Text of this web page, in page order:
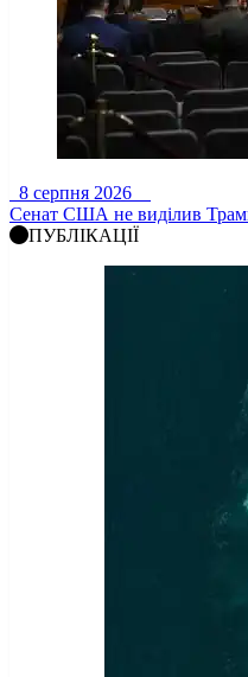
8 серпня 2026
Сенат США не виділив
ПУБЛІКАЦІЇ